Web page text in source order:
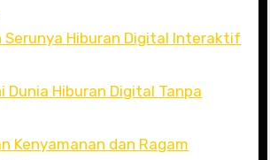
Serunya Hiburan Digital Interaktif
Dunia Hiburan Digital Tanpa
Kenyamanan dan Ragam